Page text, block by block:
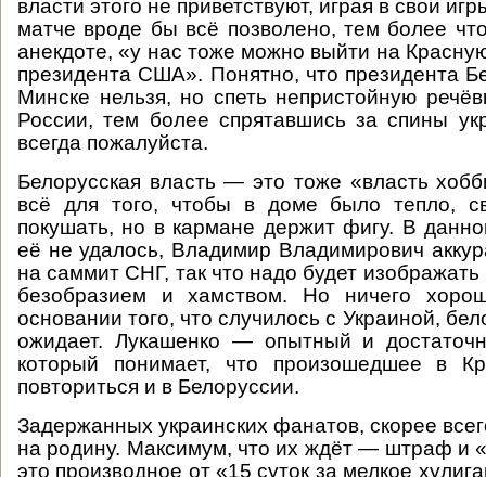
власти этого не приветствуют, играя в свои
матче вроде бы всё позволено, тем более
анекдоте, «у нас тоже можно выйти на
президента США». Понятно, что президента
Минске нельзя, но спеть непристойную
России, тем более спрятавшись за спины
всегда пожалуйста.
Белорусская власть — это тоже «власть
всё для того, чтобы в доме было тепло,
покушать, но в кармане держит фигу. В
её не удалось, Владимир Владимирович
на саммит СНГ, так что надо будет
безобразием и хамством. Но ничего
основании того, что случилось с Украиной,
ожидает. Лукашенко — опытный и
который понимает, что произошедшее в
повториться и в Белоруссии.
Задержанных украинских фанатов, скорее
на родину. Максимум, что их ждёт — штраф и
это производное от «15 суток за мелкое